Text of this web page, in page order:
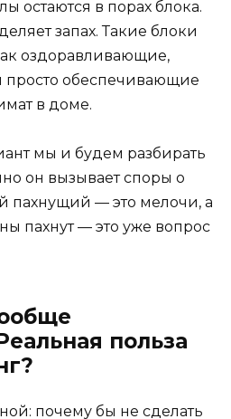
остаются в порах блока.
запах. Такие блоки
оздоравливающие,
просто обеспечивающие
в доме.
мы и будем разбирать
он вызывает споры о
пахнущий — это мелочи, а
пахнут — это уже вопрос
польза
почему бы не сделать